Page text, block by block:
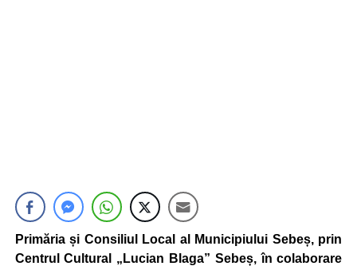
Primăria și Consiliul Local al Municipiului Sebeș, prin
Centrul Cultural „Lucian Blaga” Sebeș, în colaborare